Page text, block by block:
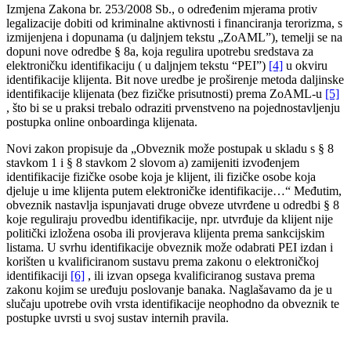
Izmjena Zakona br. 253/2008 Sb., o određenim mjerama protiv
legalizacije dobiti od kriminalne aktivnosti i financiranja terorizma, s
izmijenjena i dopunama (u daljnjem tekstu „ZoAML”), temelji se na
dopuni nove odredbe § 8a, koja regulira upotrebu sredstava za
elektroničku identifikaciju ( u daljnjem tekstu “PEI”) [4] u okviru
identifikacije klijenta. Bit nove uredbe je proširenje metoda daljinske
identifikacije klijenata (bez fizičke prisutnosti) prema ZoAML-u [5]
, što bi se u praksi trebalo odraziti prvenstveno na pojednostavljenju
postupka online onboardinga klijenata.
Novi zakon propisuje da „Obveznik može postupak u skladu s § 8
stavkom 1 i § 8 stavkom 2 slovom a) zamijeniti izvođenjem
identifikacije fizičke osobe koja je klijent, ili fizičke osobe koja
djeluje u ime klijenta putem elektroničke identifikacije…“ Međutim,
obveznik nastavlja ispunjavati druge obveze utvrđene u odredbi § 8
koje reguliraju provedbu identifikacije, npr. utvrđuje da klijent nije
politički izložena osoba ili provjerava klijenta prema sankcijskim
listama. U svrhu identifikacije obveznik može odabrati PEI izdan i
korišten u kvalificiranom sustavu prema zakonu o elektroničkoj
identifikaciji [6] , ili izvan opsega kvalificiranog sustava prema
zakonu kojim se uređuju poslovanje banaka. Naglašavamo da je u
slučaju upotrebe ovih vrsta identifikacije neophodno da obveznik te
postupke uvrsti u svoj sustav internih pravila.